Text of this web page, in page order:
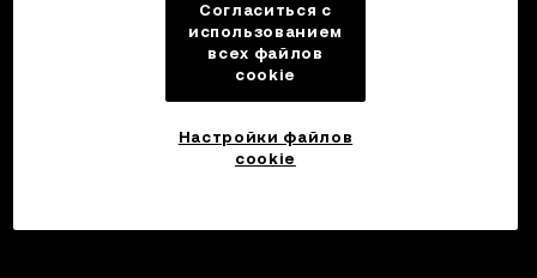
Согласиться с
использованием
всех файлов
cookie
Настройки файлов
cookie